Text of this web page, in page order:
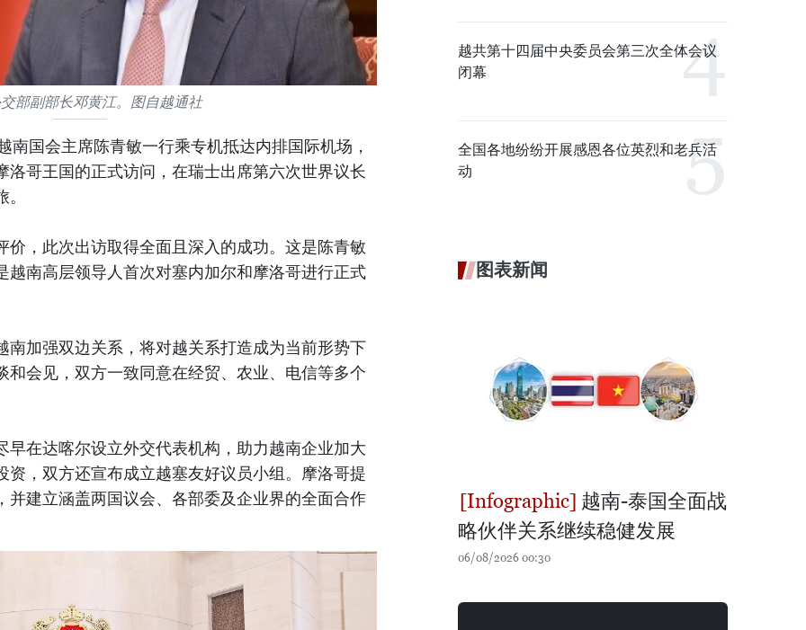
部副部长邓黄江。图自越通社
国会主席陈青敏一行乘专机抵达内排国际机场，
洛哥王国的正式访问，在瑞士出席第六次世界议长
价，此次出访取得全面且深入的成功。这是陈青敏
越南高层领导人首次对塞内加尔和摩洛哥进行正式
南加强双边关系，将对越关系打造成为当前形势下
和会见，双方一致同意在经贸、农业、电信等多个
早在达喀尔设立外交代表机构，助力越南企业加大
资，双方还宣布成立越塞友好议员小组。摩洛哥提
并建立涵盖两国议会、各部委及企业界的全面合作
越共第十四届中央委员会第三次全体会议
闭幕
全国各地纷纷开展感恩各位英烈和老兵活
动
图表新闻
越南-泰国全面战
略伙伴关系继续稳健发展
06/08/2026 00:30